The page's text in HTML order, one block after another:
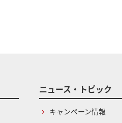
ニュース・トピック
キャンペーン情報